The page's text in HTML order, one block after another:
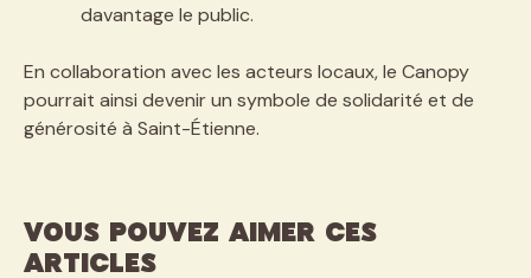
davantage le public.
En collaboration avec les acteurs locaux, le Canopy
pourrait ainsi devenir un symbole de solidarité et de
générosité à Saint-Étienne.
VOUS POUVEZ AIMER CES
ARTICLES